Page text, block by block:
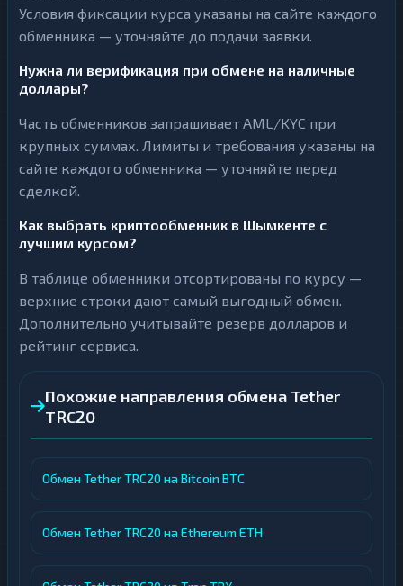
Условия фиксации курса указаны на сайте каждого
обменника — уточняйте до подачи заявки.
Нужна ли верификация при обмене на наличные
доллары?
Часть обменников запрашивает AML/KYC при
крупных суммах. Лимиты и требования указаны на
сайте каждого обменника — уточняйте перед
сделкой.
Как выбрать криптообменник в Шымкенте с
лучшим курсом?
В таблице обменники отсортированы по курсу —
верхние строки дают самый выгодный обмен.
Дополнительно учитывайте резерв долларов и
рейтинг сервиса.
Похожие направления обмена Tether
TRC20
Обмен Tether TRC20 на Bitcoin BTC
Обмен Tether TRC20 на Ethereum ETH